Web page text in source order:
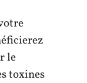
le
toxines